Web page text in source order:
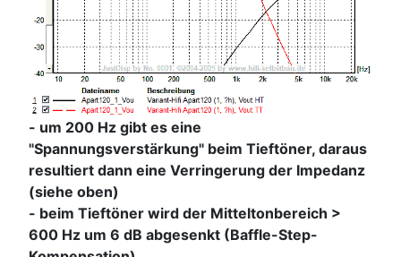
- um 200 Hz gibt es eine
"Spannungsverstärkung" beim Tieftöner, daraus
resultiert dann eine Verringerung der Impedanz
(siehe oben)
- beim Tieftöner wird der Mitteltonbereich >
600 Hz um 6 dB abgesenkt (Baffle-Step-